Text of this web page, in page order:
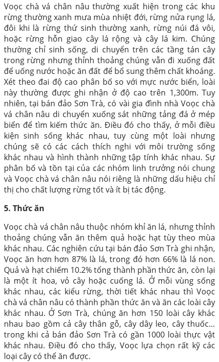
Voọc chà vá chân nâu thường xuất hiện trong các khu
rừng thường xanh mưa mùa nhiệt đới, rừng nửa rụng lá,
đôi khi là rừng thứ sinh thường xanh, rừng núi đá vôi,
hoặc rừng hỗn giao cây lá rộng và cây lá kim. Chúng
thường chỉ sinh sống, di chuyển trên các tầng tán cây
trong rừng nhưng thỉnh thoảng chúng vẫn đi xuống đất
để uống nước hoặc ăn đất để bổ sung thêm chất khoáng.
Xét theo đai độ cao phân bố so với mực nước biển, loài
này thường được ghi nhận ở độ cao trên 1,300m. Tuy
nhiên, tại bán đảo Sơn Trà, có vài gia đình nhà Voọc chà
vá chân nâu di chuyển xuống sát những tảng đá ở mép
biển để tìm kiếm thức ăn. Điều đó cho thấy, ở mỗi điều
kiện sinh sống khác nhau, tuy cùng một loài nhưng
chúng sẽ có các cách thích nghi với môi trường sống
khác nhau và hình thành những tập tính khác nhau. Sự
phân bố và tồn tại của các nhóm linh trưởng nói chung
và Voọc chà vá chân nâu nói riêng là những dấu hiệu chỉ
thị cho chất lượng rừng tốt và ít bị tác động.
5. Thức ăn
Voọc chà vá chân nâu thuộc nhóm khỉ ăn lá, nhưng thỉnh
thoảng chúng vẫn ăn thêm quả hoặc hạt tùy theo mùa
khác nhau. Các nghiên cứu tại bán đảo Sơn Trà ghi nhận,
Voọc ăn hơn hơn 87% là lá, trong đó hơn 66% là lá non.
Quả và hạt chiếm 10.2% tổng thành phần thức ăn, còn lại
là một ít hoa, vỏ cây hoặc cuống lá. Ở mỗi vùng sống
khác nhau, các kiểu rừng, thời tiết khác nhau thì Voọc
chà vá chân nâu có thành phần thức ăn và ăn các loài cây
khác nhau. Ở Sơn Trà, chúng ăn hơn 150 loài cây khác
nhau bao gồm cả cây thân gỗ, cây dây leo, cây thuốc…
trong khi cả bán đảo Sơn Trà có gần 1000 loài thực vật
khác nhau. Điều đó cho thấy, Voọc lựa chọn rất kỹ các
loại cây có thể ăn được.